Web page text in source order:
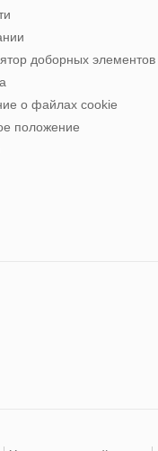
доборных элементов
о файлах cookie
положение